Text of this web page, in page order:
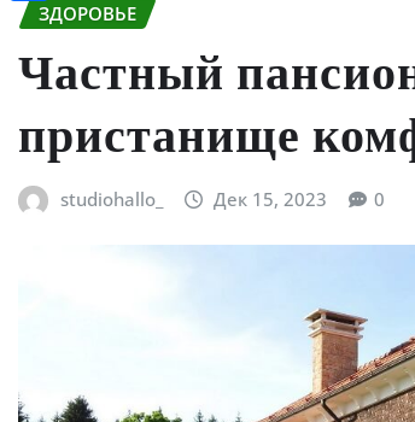
ЗДОРОВЬЕ
Частный
пристанище
studiohallo_ Дек 15, 2023 0
Отправить